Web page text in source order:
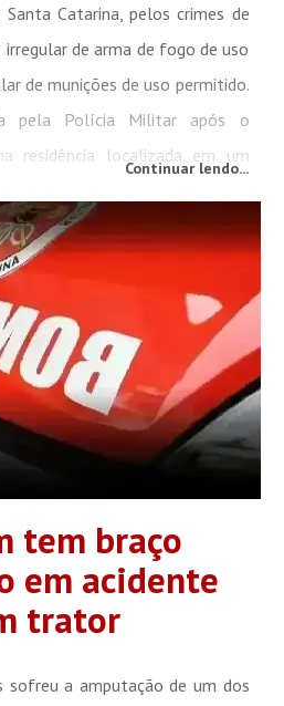
Catarina, pelos crimes de
de arma de fogo de uso
de munições de uso permitido.
pela Polícia Militar após o
residência localizada em um
quantidade de drogas,...
Continuar lendo...
tem braço
em acidente
trator
sofreu a amputação de um dos